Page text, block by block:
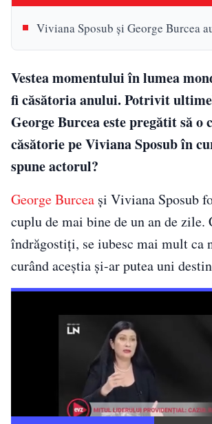
Viviana Sposub și George Burcea
Vestea momentului în lumea
fi căsătoria anului. Potrivit
George Burcea este pregătit să o
căsătorie pe Viviana Sposub în
spune actorul?
George Burcea și Viviana Sposub
cuplu de mai bine de un an de zile.
îndrăgostiți, se iubesc mai mult ca
curând aceștia și-ar putea uni